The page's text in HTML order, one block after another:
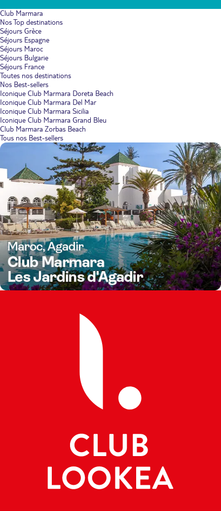
Club Marmara
Nos Top destinations
Séjours Grèce
Séjours Espagne
Séjours Maroc
Séjours Bulgarie
Séjours France
Toutes nos destinations
Nos Best-sellers
Iconique Club Marmara Doreta Beach
Iconique Club Marmara Del Mar
Iconique Club Marmara Sicilia
Iconique Club Marmara Grand Bleu
Club Marmara Zorbas Beach
Tous nos Best-sellers